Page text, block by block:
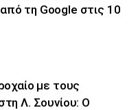
τη Google στις 10
με τους
Λ. Σουνίου: Ο